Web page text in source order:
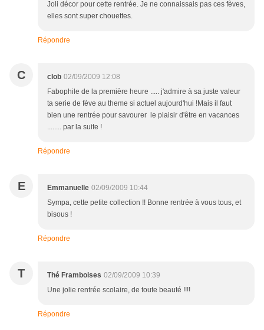
Joli décor pour cette rentrée. Je ne connaissais pas ces fèves,
elles sont super chouettes.
Répondre
C clob 02/09/2009 12:08
Fabophile de la première heure ..... j'admire à sa juste valeur
ta serie de fève au theme si actuel aujourd'hui !Mais il faut
bien une rentrée pour savourer le plaisir d'être en vacances
........ par la suite !
Répondre
E Emmanuelle 02/09/2009 10:44
Sympa, cette petite collection !! Bonne rentrée à vous tous, et
bisous !
Répondre
T Thé Framboises 02/09/2009 10:39
Une jolie rentrée scolaire, de toute beauté !!!!
Répondre